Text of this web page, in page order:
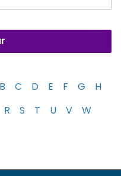
B C D E F G
H
R S T U V
W